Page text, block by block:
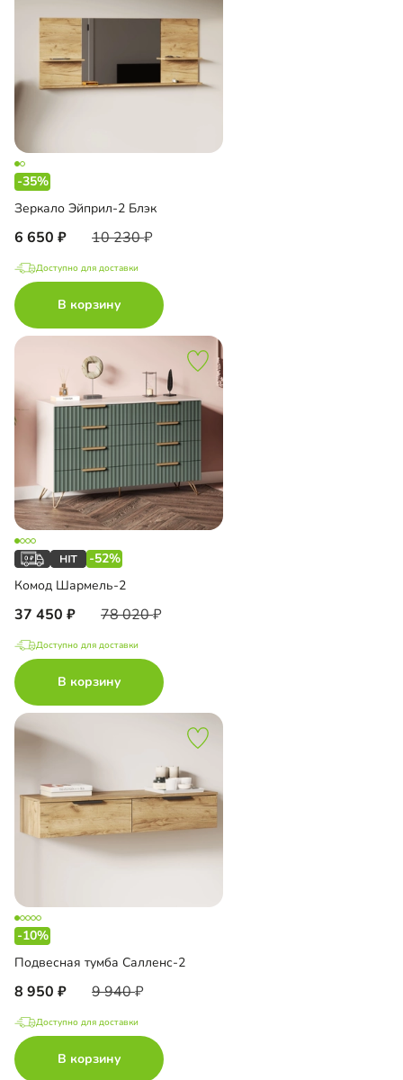
-35%
Зеркало Эйприл-2 Блэк
6 650 10 230
Доступно для доставки
В корзину
-52%
Комод Шармель-2
37 450 78 020
Доступно для доставки
В корзину
-10%
Подвесная тумба Салленс-2
8 950 9 940
Доступно для доставки
В корзину